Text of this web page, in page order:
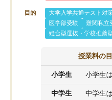
目的 大学入学共通テスト対
医学部受験
難関私立
総合型選抜・学校推薦
授業料の
小学生 小学生
中学生 中学生